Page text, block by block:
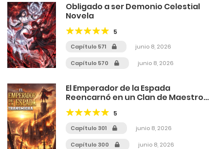
Obligado a ser Demonio Celestial
Novela
5
Capítulo 571 junio 8, 2026
Capítulo 570 junio 8, 2026
El Emperador de la Espada
Reencarnó en un Clan de Maestros
de la Espada Novela
5
Capítulo 301 junio 8, 2026
Capítulo 300 junio 8, 2026